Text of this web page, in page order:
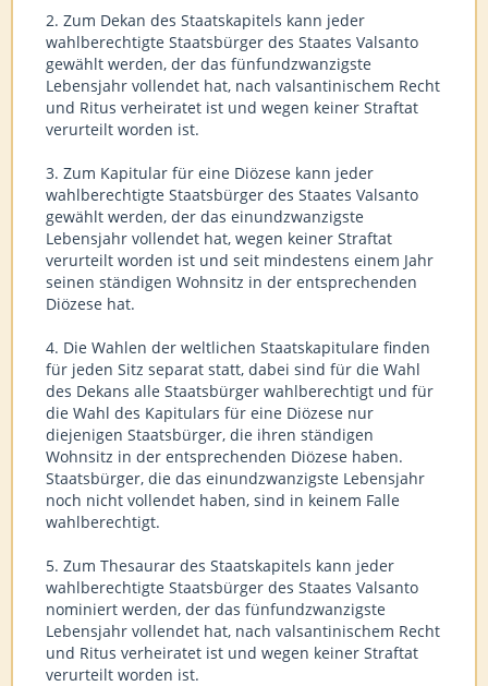
2. Zum Dekan des Staatskapitels kann jeder
wahlberechtigte Staatsbürger des Staates Valsanto
gewählt werden, der das fünfundzwanzigste
Lebensjahr vollendet hat, nach valsantinischem Recht
und Ritus verheiratet ist und wegen keiner Straftat
verurteilt worden ist.
3. Zum Kapitular für eine Diözese kann jeder
wahlberechtigte Staatsbürger des Staates Valsanto
gewählt werden, der das einundzwanzigste
Lebensjahr vollendet hat, wegen keiner Straftat
verurteilt worden ist und seit mindestens einem Jahr
seinen ständigen Wohnsitz in der entsprechenden
Diözese hat.
4. Die Wahlen der weltlichen Staatskapitulare finden
für jeden Sitz separat statt, dabei sind für die Wahl
des Dekans alle Staatsbürger wahlberechtigt und für
die Wahl des Kapitulars für eine Diözese nur
diejenigen Staatsbürger, die ihren ständigen
Wohnsitz in der entsprechenden Diözese haben.
Staatsbürger, die das einundzwanzigste Lebensjahr
noch nicht vollendet haben, sind in keinem Falle
wahlberechtigt.
5. Zum Thesaurar des Staatskapitels kann jeder
wahlberechtigte Staatsbürger des Staates Valsanto
nominiert werden, der das fünfundzwanzigste
Lebensjahr vollendet hat, nach valsantinischem Recht
und Ritus verheiratet ist und wegen keiner Straftat
verurteilt worden ist.